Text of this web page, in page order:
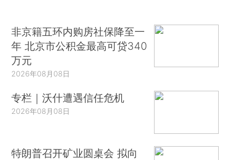
非京籍五环内购房社保降至一
年 北京市公积金最高可贷340
万元
2026年08月08日
专栏｜沃什遭遇信任危机
2026年08月08日
特朗普召开矿业圆桌会 拟向